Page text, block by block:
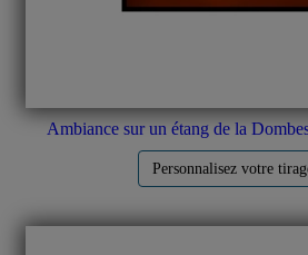
Ambiance sur un étang de la
Personnalisez votre